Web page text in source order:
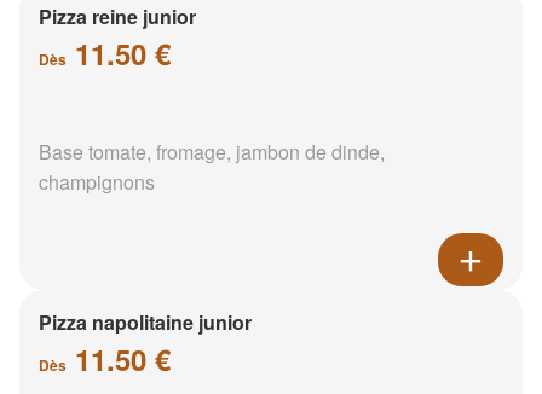
Pizza reine junior
Dès 11.50 €
Base tomate, fromage, jambon de dinde,
champignons
Pizza napolitaine junior
Dès 11.50 €